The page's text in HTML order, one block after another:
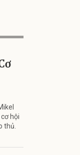
hội
thủ.